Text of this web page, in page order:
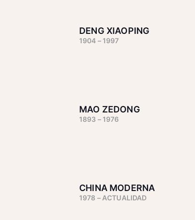
DENG XIAOPING
1904 – 1997
MAO ZEDONG
1893 – 1976
CHINA MODERNA
1978 – ACTUALIDAD